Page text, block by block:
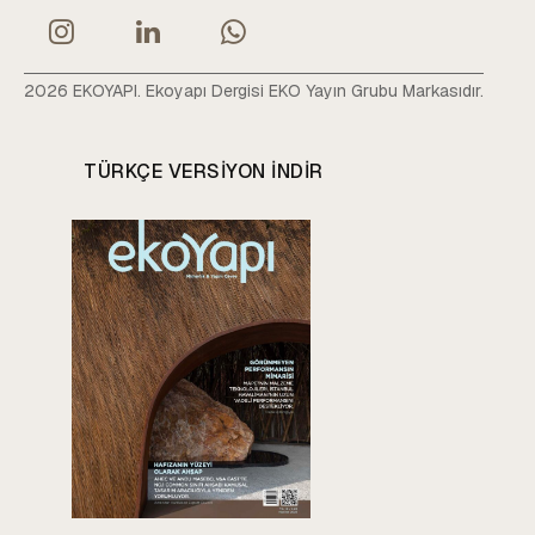
2026 EKOYAPI. Ekoyapı Dergisi EKO Yayın Grubu Markasıdır.
TÜRKÇE VERSIYON INDIR